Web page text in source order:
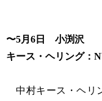
〜5月6日 小渕沢
キース・ヘリング：
中村キース・ヘリ